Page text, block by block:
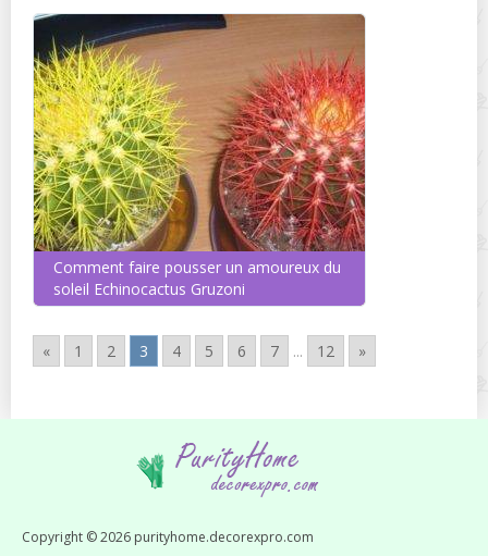
Comment faire pousser un amoureux du
soleil Echinocactus Gruzoni
« 1 2 3 4 5 6 7 ... 12 »
Copyright © 2026 purityhome.decorexpro.com